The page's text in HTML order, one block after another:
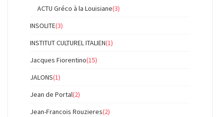
ACTU Gréco à la Louisiane(3)
INSOLITE(3)
INSTITUT CULTUREL ITALIEN(1)
Jacques Fiorentino(15)
JALONS(1)
Jean de Portal(2)
Jean-Francois Rouzieres(2)